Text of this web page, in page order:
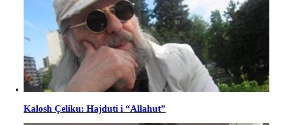
Kalosh Çeliku: Hajduti i “Allahut”